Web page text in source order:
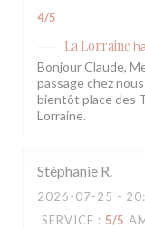
4/5
La Lorraine
Bonjour Claude,
passage chez
bientôt place des
Lorraine.
Stéphanie R
2026-07-25 -
SERVICE : 5/5